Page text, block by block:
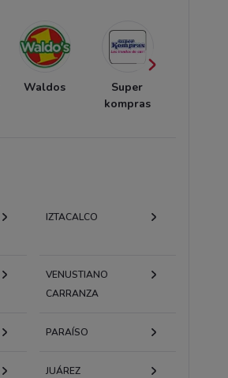
Waldos
Super
kompras
IZTACALCO
VENUSTIANO
CARRANZA
PARAÍSO
JUÁREZ